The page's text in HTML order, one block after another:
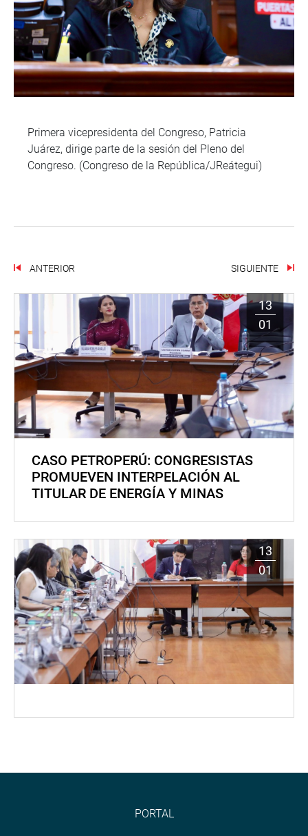
Primera vicepresidenta del Congreso, Patricia
Juárez, dirige parte de la sesión del Pleno del
Congreso. (Congreso de la República/JReátegui)
ANTERIOR SIGUIENTE
13
01
CASO PETROPERÚ: CONGRESISTAS
PROMUEVEN INTERPELACIÓN AL
TITULAR DE ENERGÍA Y MINAS
13
01
PORTAL